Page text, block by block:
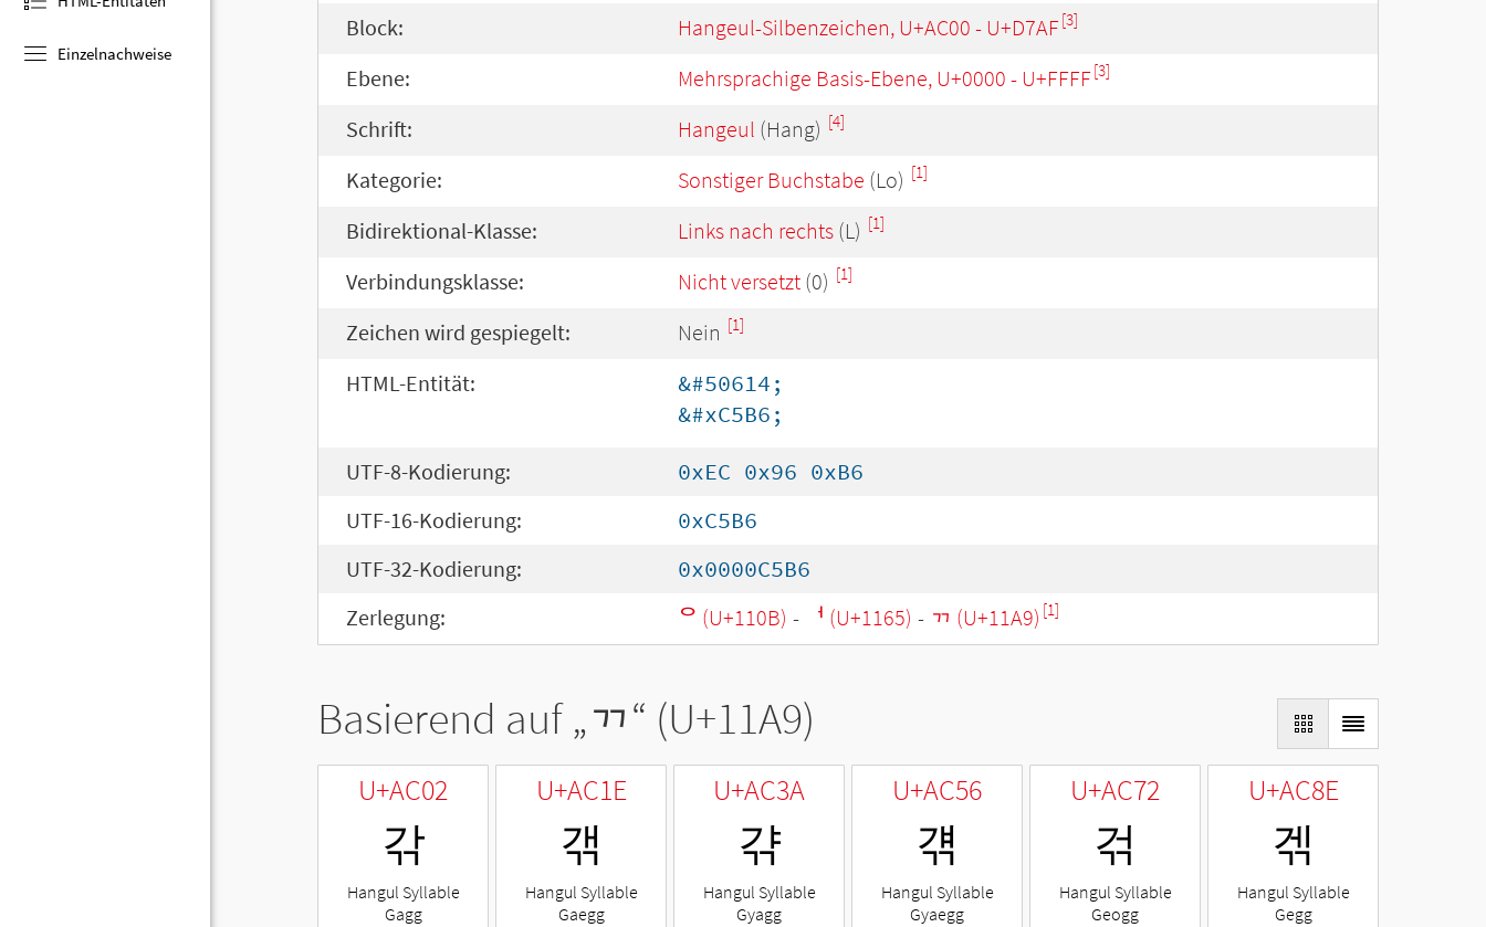
Einzelnachweise
Block: Hangeul-Silbenzeichen, U+AC00 - U+D7AF[3]
Ebene: Mehrsprachige Basis-Ebene, U+0000 - U+FFFF[3]
Schrift: Hangeul (Hang) [4]
Kategorie: Sonstiger Buchstabe (Lo) [1]
Bidirektional-Klasse: Links nach rechts (L) [1]
Verbindungsklasse: Nicht versetzt (0) [1]
Zeichen wird gespiegelt: Nein [1]
HTML-Entität:
&#50614;
&#xC5B6;
UTF-8-Kodierung:
0xEC 0x96 0xB6
UTF-16-Kodierung:
0xC5B6
UTF-32-Kodierung:
0x0000C5B6
Zerlegung:
ᄋ (U+110B) - ᅥ (U+1165) - ᆩ (U+11A9) [1]
Basierend auf „ᆩ“ (U+11A9)
U+AC02
갂
Hangul Syllable
Gagg
U+AC1E
갞
Hangul Syllable
Gaegg
U+AC3A
갺
Hangul Syllable
Gyagg
U+AC56
걖
Hangul Syllable
Gyaegg
U+AC72
걲
Hangul Syllable
Geogg
U+AC8E
겎
Hangul Syllable
Gegg